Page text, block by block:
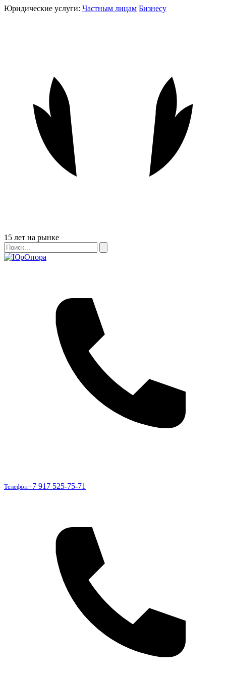
Юридические услуги: Частным лицам Бизнесу
Бейдж
15 лет на рынке
Поиск
Поиск
Телефон
Телефон+7 917 525-75-71